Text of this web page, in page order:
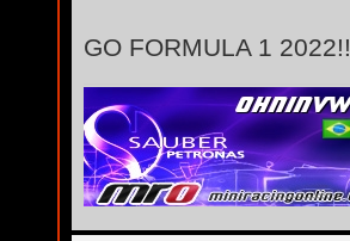
GO FORMULA 1 2022!!